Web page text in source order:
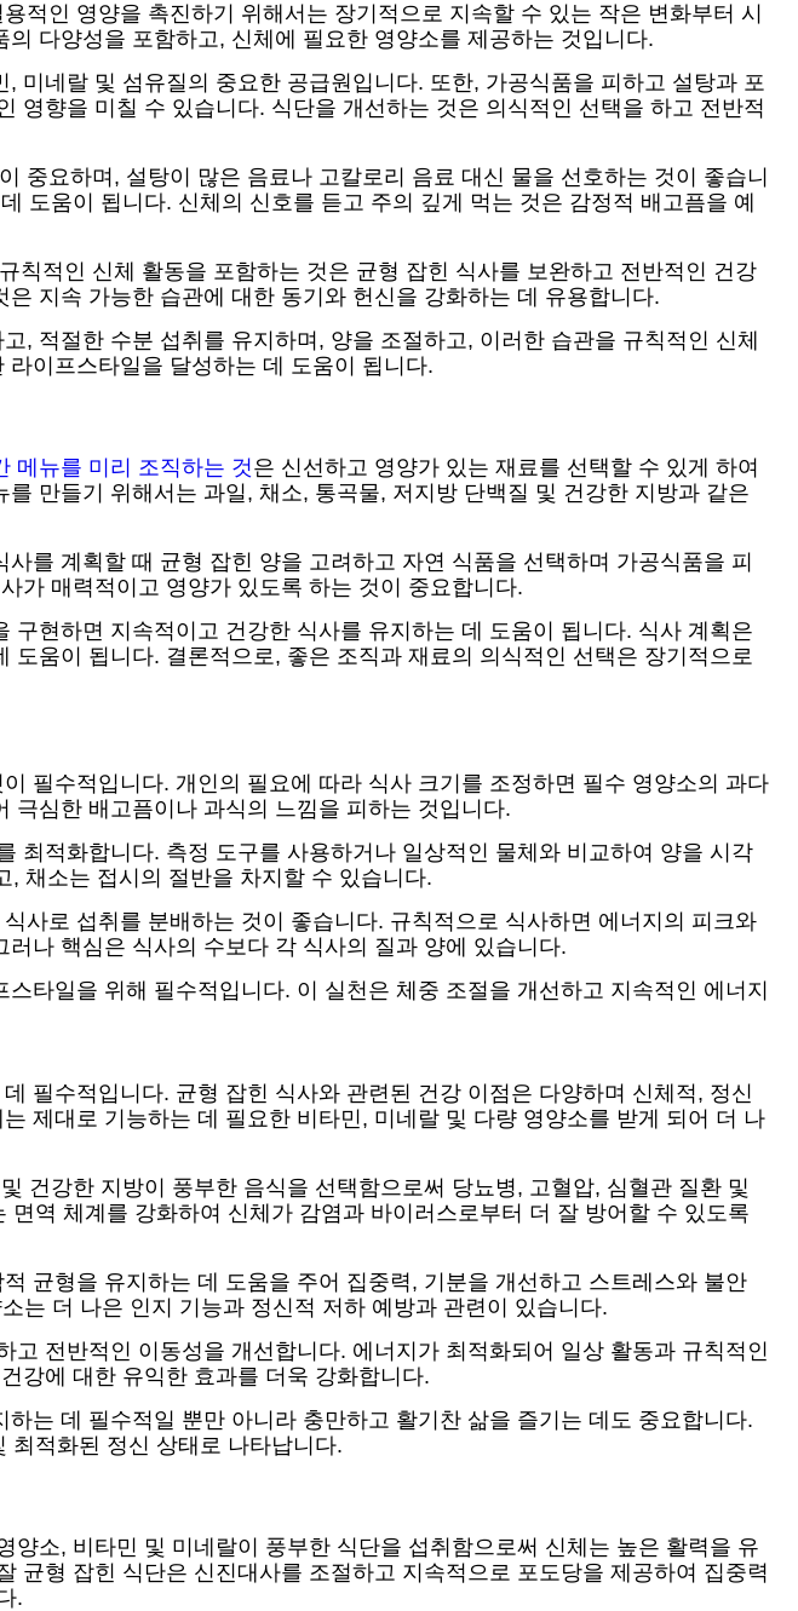
적인 영양을 촉진하기 위해서는 장기적으로 지속할 수 있는 작은 변화부터 시
다양성을 포함하고, 신체에 필요한 영양소를 제공하는 것입니다.
미네랄 및 섬유질의 중요한 공급원입니다. 또한, 가공식품을 피하고 설탕과 포
영향을 미칠 수 있습니다. 식단을 개선하는 것은 의식적인 선택을 하고 전반적
중요하며, 설탕이 많은 음료나 고칼로리 음료 대신 물을 선호하는 것이 좋습니
도움이 됩니다. 신체의 신호를 듣고 주의 깊게 먹는 것은 감정적 배고픔을 예
적인 신체 활동을 포함하는 것은 균형 잡힌 식사를 보완하고 전반적인 건강
지속 가능한 습관에 대한 동기와 헌신을 강화하는 데 유용합니다.
, 적절한 수분 섭취를 유지하며, 양을 조절하고, 이러한 습관을 규칙적인 신체
이프스타일을 달성하는 데 도움이 됩니다.
메뉴를 미리 조직하는 것은 신선하고 영양가 있는 재료를 선택할 수 있게 하여
만들기 위해서는 과일, 채소, 통곡물, 저지방 단백질 및 건강한 지방과 같은
를 계획할 때 균형 잡힌 양을 고려하고 자연 식품을 선택하며 가공식품을 피
가 매력적이고 영양가 있도록 하는 것이 중요합니다.
현하면 지속적이고 건강한 식사를 유지하는 데 도움이 됩니다. 식사 계획은
움이 됩니다. 결론적으로, 좋은 조직과 재료의 의식적인 선택은 장기적으로
필수적입니다. 개인의 필요에 따라 식사 크기를 조정하면 필수 영양소의 과다
극심한 배고픔이나 과식의 느낌을 피하는 것입니다.
최적화합니다. 측정 도구를 사용하거나 일상적인 물체와 비교하여 양을 시각
채소는 접시의 절반을 차지할 수 있습니다.
사로 섭취를 분배하는 것이 좋습니다. 규칙적으로 식사하면 에너지의 피크와
나 핵심은 식사의 수보다 각 식사의 질과 양에 있습니다.
타일을 위해 필수적입니다. 이 실천은 체중 조절을 개선하고 지속적인 에너지
필수적입니다. 균형 잡힌 식사와 관련된 건강 이점은 다양하며 신체적, 정신
제대로 기능하는 데 필요한 비타민, 미네랄 및 다량 영양소를 받게 되어 더 나
건강한 지방이 풍부한 음식을 선택함으로써 당뇨병, 고혈압, 심혈관 질환 및
역 체계를 강화하여 신체가 감염과 바이러스로부터 더 잘 방어할 수 있도록
균형을 유지하는 데 도움을 주어 집중력, 기분을 개선하고 스트레스와 불안
는 더 나은 인지 기능과 정신적 저하 예방과 관련이 있습니다.
전반적인 이동성을 개선합니다. 에너지가 최적화되어 일상 활동과 규칙적인
강에 대한 유익한 효과를 더욱 강화합니다.
는 데 필수적일 뿐만 아니라 충만하고 활기찬 삶을 즐기는 데도 중요합니다.
최적화된 정신 상태로 나타납니다.
소, 비타민 및 미네랄이 풍부한 식단을 섭취함으로써 신체는 높은 활력을 유
균형 잡힌 식단은 신진대사를 조절하고 지속적으로 포도당을 제공하여 집중력
.